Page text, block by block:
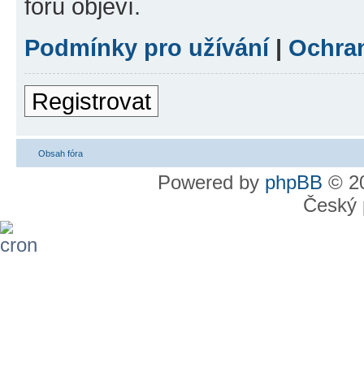
fóru objeví.
Podmínky pro užívání|
Registrovat
Obsah fóra
Powered by phpBB ©